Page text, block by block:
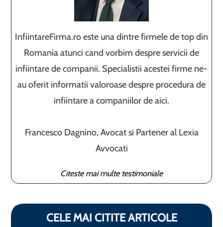
InfiintareFirma.ro este una dintre firmele de top din
Romania atunci cand vorbim despre servicii de
infiintare de companii. Specialistii acestei firme ne-
au oferit informatii valoroase despre procedura de
infiintare a companiilor de aici.
Francesco Dagnino, Avocat si Partener al Lexia
Avvocati
Citeste mai multe testimoniale
CELE MAI CITITE ARTICOLE